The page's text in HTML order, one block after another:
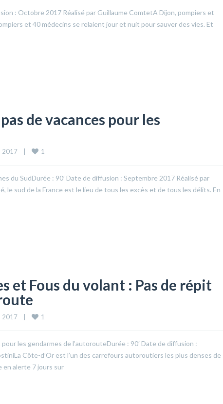
: Octobre 2017 Réalisé par Guillaume ComtetA Dijon, pompiers et
et 40 médecins se relaient jour et nuit pour sauver des vies. Et
de vacances pour les
2017 1
du SudDurée : 90′ Date de diffusion : Septembre 2017 Réalisé par
sud de la France est le lieu de tous les excès et de tous les délits. En
et Fous du volant : Pas de répit
2017 1
les gendarmes de l’autorouteDurée : 90′ Date de diffusion :
Côte-d’Or est l’un des carrefours autoroutiers les plus denses de
en alerte 7 jours sur